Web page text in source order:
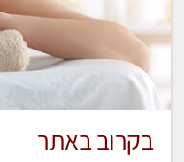
בקרוב באתר